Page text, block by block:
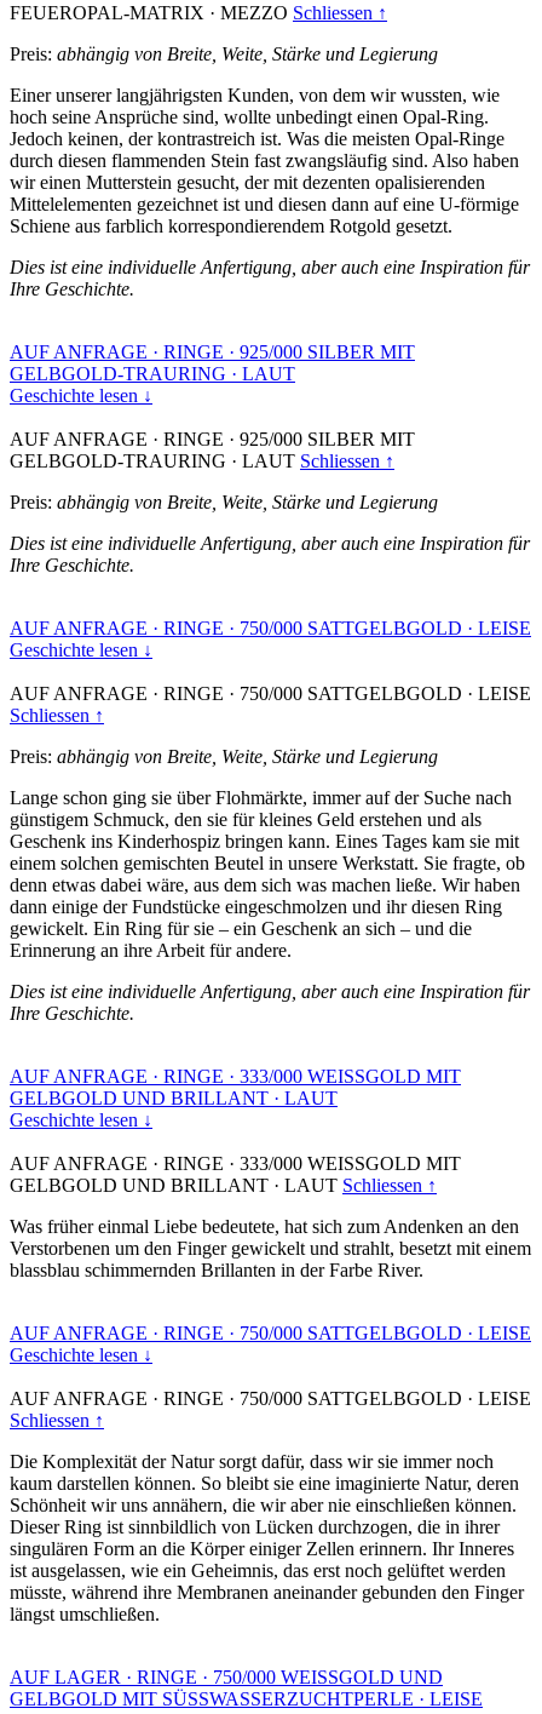
FEUEROPAL-MATRIX · MEZZO Schliessen ↑
Preis: abhängig von Breite, Weite, Stärke und Legierung
Einer unserer langjährigsten Kunden, von dem wir wussten, wie
hoch seine Ansprüche sind, wollte unbedingt einen Opal-Ring.
Jedoch keinen, der kontrastreich ist. Was die meisten Opal-Ringe
durch diesen flammenden Stein fast zwangsläufig sind. Also haben
wir einen Mutterstein gesucht, der mit dezenten opalisierenden
Mittelelementen gezeichnet ist und diesen dann auf eine U-förmige
Schiene aus farblich korrespondierendem Rotgold gesetzt.
Dies ist eine individuelle Anfertigung, aber auch eine Inspiration für
Ihre Geschichte.
AUF ANFRAGE · RINGE · 925/000 SILBER MIT
GELBGOLD-TRAURING · LAUT
Geschichte lesen ↓
AUF ANFRAGE · RINGE · 925/000 SILBER MIT
GELBGOLD-TRAURING · LAUT Schliessen ↑
Preis: abhängig von Breite, Weite, Stärke und Legierung
Dies ist eine individuelle Anfertigung, aber auch eine Inspiration für
Ihre Geschichte.
AUF ANFRAGE · RINGE · 750/000 SATTGELBGOLD · LEISE
Geschichte lesen ↓
AUF ANFRAGE · RINGE · 750/000 SATTGELBGOLD · LEISE
Schliessen ↑
Preis: abhängig von Breite, Weite, Stärke und Legierung
Lange schon ging sie über Flohmärkte, immer auf der Suche nach
günstigem Schmuck, den sie für kleines Geld erstehen und als
Geschenk ins Kinderhospiz bringen kann. Eines Tages kam sie mit
einem solchen gemischten Beutel in unsere Werkstatt. Sie fragte, ob
denn etwas dabei wäre, aus dem sich was machen ließe. Wir haben
dann einige der Fundstücke eingeschmolzen und ihr diesen Ring
gewickelt. Ein Ring für sie – ein Geschenk an sich – und die
Erinnerung an ihre Arbeit für andere.
Dies ist eine individuelle Anfertigung, aber auch eine Inspiration für
Ihre Geschichte.
AUF ANFRAGE · RINGE · 333/000 WEISSGOLD MIT
GELBGOLD UND BRILLANT · LAUT
Geschichte lesen ↓
AUF ANFRAGE · RINGE · 333/000 WEISSGOLD MIT
GELBGOLD UND BRILLANT · LAUT Schliessen ↑
Was früher einmal Liebe bedeutete, hat sich zum Andenken an den
Verstorbenen um den Finger gewickelt und strahlt, besetzt mit einem
blassblau schimmernden Brillanten in der Farbe River.
AUF ANFRAGE · RINGE · 750/000 SATTGELBGOLD · LEISE
Geschichte lesen ↓
AUF ANFRAGE · RINGE · 750/000 SATTGELBGOLD · LEISE
Schliessen ↑
Die Komplexität der Natur sorgt dafür, dass wir sie immer noch
kaum darstellen können. So bleibt sie eine imaginierte Natur, deren
Schönheit wir uns annähern, die wir aber nie einschließen können.
Dieser Ring ist sinnbildlich von Lücken durchzogen, die in ihrer
singulären Form an die Körper einiger Zellen erinnern. Ihr Inneres
ist ausgelassen, wie ein Geheimnis, das erst noch gelüftet werden
müsste, während ihre Membranen aneinander gebunden den Finger
längst umschließen.
AUF LAGER · RINGE · 750/000 WEISSGOLD UND
GELBGOLD MIT SÜSSWASSERZUCHTPERLE · LEISE